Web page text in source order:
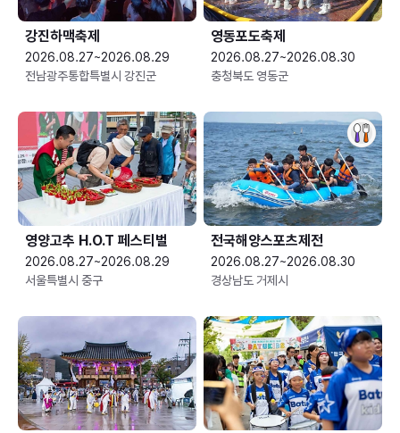
강진하맥축제
2026.08.27~2026.08.29
전남광주통합특별시 강진군
영동포도축제
2026.08.27~2026.08.30
충청북도 영동군
영양고추 H.O.T 페스티벌
2026.08.27~2026.08.29
서울특별시 중구
전국해양스포츠제전
2026.08.27~2026.08.30
경상남도 거제시